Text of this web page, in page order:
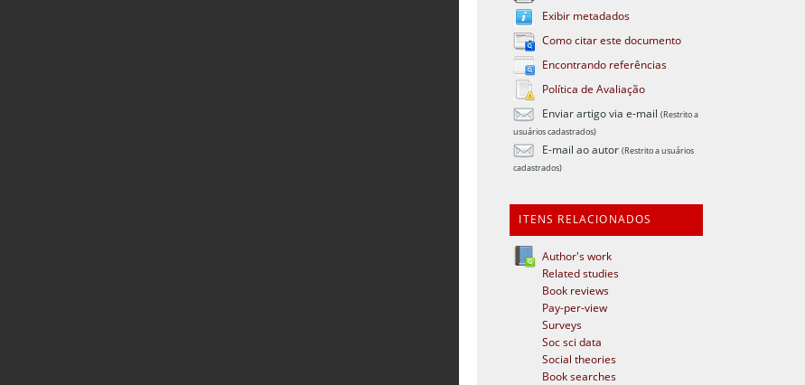
Exibir metadados
Como citar este documento
Encontrando referências
Política de Avaliação
Enviar artigo via e-mail(Restrito a
usuários cadastrados)
E-mail ao autor(Restrito a usuários
cadastrados)
ITENS RELACIONADOS
Author's work
Related studies
Book reviews
Pay-per-view
Surveys
Soc sci data
Social theories
Book searches